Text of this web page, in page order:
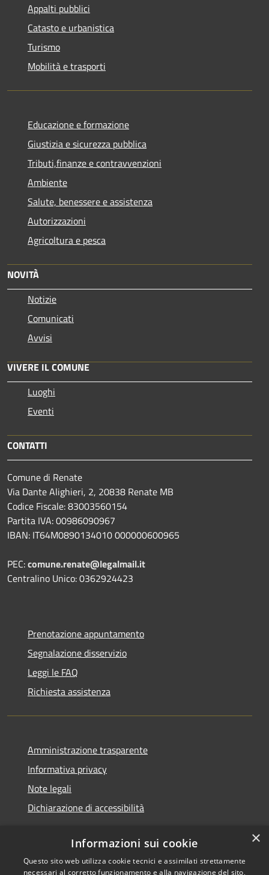
Appalti pubblici
Catasto e urbanistica
Turismo
Mobilità e trasporti
Educazione e formazione
Giustizia e sicurezza pubblica
Tributi,finanze e contravvenzioni
Ambiente
Salute, benessere e assistenza
Autorizzazioni
Agricoltura e pesca
NOVITÀ
Notizie
Comunicati
Avvisi
VIVERE IL COMUNE
Luoghi
Eventi
CONTATTI
Comune di Renate
Via Dante Alighieri, 2, 20838 Renate MB
Codice Fiscale: 83003560154
Partita IVA: 00986090967
IBAN: IT64M0890134010 000000600965
PEC:comune.renate@legalmail.it
Centralino Unico: 0362924423
Prenotazione appuntamento
Segnalazione disservizio
Leggi le FAQ
Richiesta assistenza
Amministrazione trasparente
Informativa privacy
Note legali
Dichiarazione di accessibilità
RSS Copyright © 2026 • Comune di
×
Informazioni sui cookie
Questo sito web utilizza cookie tecnici e assimilati strettamente
necessari al corretto funzionamento e alla navigazione del sito,